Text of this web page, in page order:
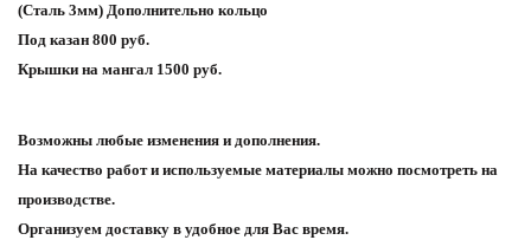
(Сталь 3мм) Дополнительно кольцо
Под казан 800 руб.
Крышки на мангал 1500 руб.
Возможны любые изменения и дополнения.
На качество работ и используемые материалы можно посмотреть на
производстве.
Организуем доставку в удобное для Вас время.